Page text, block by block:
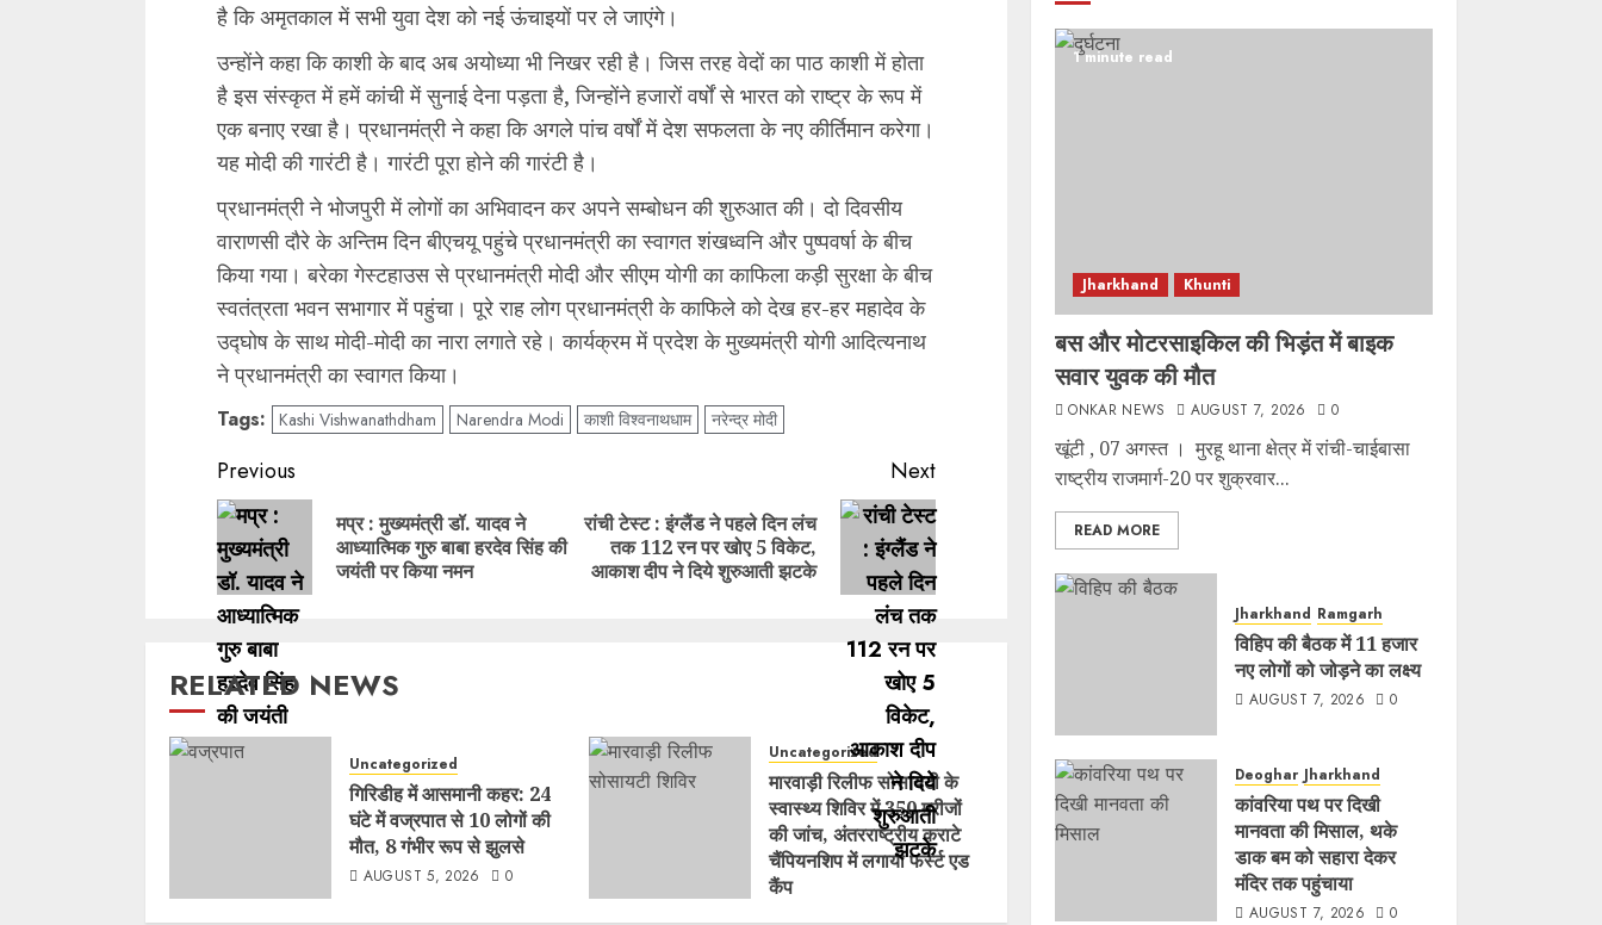
है कि अमृतकाल में सभी युवा देश को नई ऊंचाइयों पर ले जाएंगे।
उन्होंने कहा कि काशी के बाद अब अयोध्या भी निखर रही है। जिस तरह वेदों का पाठ काशी में होता
है इस संस्कृत में हमें कांची में सुनाई देना पड़ता है, जिन्होंने हजारों वर्षों से भारत को राष्ट्र के रूप में
एक बनाए रखा है। प्रधानमंत्री ने कहा कि अगले पांच वर्षों में देश सफलता के नए कीर्तिमान करेगा।
यह मोदी की गारंटी है। गारंटी पूरा होने की गारंटी है।
प्रधानमंत्री ने भोजपुरी में लोगों का अभिवादन कर अपने सम्बोधन की शुरुआत की। दो दिवसीय
वाराणसी दौरे के अन्तिम दिन बीएचयू पहुंचे प्रधानमंत्री का स्वागत शंखध्वनि और पुष्पवर्षा के बीच
किया गया। बरेका गेस्टहाउस से प्रधानमंत्री मोदी और सीएम योगी का काफिला कड़ी सुरक्षा के बीच
स्वतंत्रता भवन सभागार में पहुंचा। पूरे राह लोग प्रधानमंत्री के काफिले को देख हर-हर महादेव के
उद्घोष के साथ मोदी-मोदी का नारा लगाते रहे। कार्यक्रम में प्रदेश के मुख्यमंत्री योगी आदित्यनाथ
ने प्रधानमंत्री का स्वागत किया।
Tags: Kashi Vishwanathdham Narendra Modi काशी विश्वनाथधाम नरेन्द्र मोदी
Post
navigation
Previous
Previous
post:
मप्र : मुख्यमंत्री डॉ. यादव ने
आध्यात्मिक गुरु बाबा हरदेव सिंह की
जयंती पर किया नमन
Next
Next
post:
रांची टेस्ट : इंग्लैंड ने पहले दिन लंच
तक 112 रन पर खोए 5 विकेट,
आकाश दीप ने दिये शुरुआती झटके
RELATED NEWS
Uncategorized
गिरिडीह में आसमानी कहर: 24
घंटे में वज्रपात से 10 लोगों की
मौत, 8 गंभीर रूप से झुलसे
AUGUST 5, 2026 0
Uncategorized
मारवाड़ी रिलीफ सोसायटी के
स्वास्थ्य शिविर में 350 मरीजों
की जांच, अंतरराष्ट्रीय कराटे
चैंपियनशिप में लगाया फर्स्ट एड
कैंप
1 minute read
Jharkhand Khunti
बस और मोटरसाइकिल की भिड़ंत में बाइक
सवार युवक की मौत
ONKAR NEWS AUGUST 7, 2026 0
खूंटी , 07 अगस्त । मुरहू थाना क्षेत्र में रांची-चाईबासा
राष्ट्रीय राजमार्ग-20 पर शुक्रवार...
READ MORE
Jharkhand Ramgarh
विहिप की बैठक में 11 हजार
नए लोगों को जोड़ने का लक्ष्य
AUGUST 7, 2026 0
Deoghar Jharkhand
कांवरिया पथ पर दिखी
मानवता की मिसाल, थके
डाक बम को सहारा देकर
मंदिर तक पहुंचाया
AUGUST 7, 2026 0